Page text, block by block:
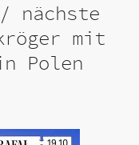
nächste
mit
Polen